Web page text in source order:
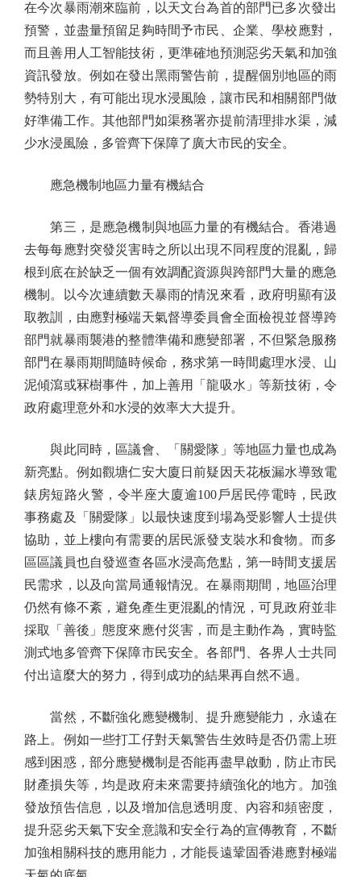
在今次暴雨潮來臨前，以天文台為首的部門已多次發出
預警，並盡量預留足夠時間予市民、企業、學校應對，
而且善用人工智能技術，更準確地預測惡劣天氣和加強
資訊發放。例如在發出黑雨警告前，提醒個別地區的雨
勢特別大，有可能出現水浸風險，讓市民和相關部門做
好準備工作。其他部門如渠務署亦提前清理排水渠，減
少水浸風險，多管齊下保障了廣大市民的安全。
應急機制地區力量有機結合
第三，是應急機制與地區力量的有機結合。香港過
去每每應對突發災害時之所以出現不同程度的混亂，歸
根到底在於缺乏一個有效調配資源與跨部門大量的應急
機制。以今次連續數天暴雨的情況來看，政府明顯有汲
取教訓，由應對極端天氣督導委員會全面檢視並督導跨
部門就暴雨襲港的整體準備和應變部署，不但緊急服務
部門在暴雨期間隨時候命，務求第一時間處理水浸、山
泥傾瀉或冧樹事件，加上善用「龍吸水」等新技術，令
政府處理意外和水浸的效率大大提升。
與此同時，區議會、「關愛隊」等地區力量也成為
新亮點。例如觀塘仁安大廈日前疑因天花板漏水導致電
錶房短路火警，令半座大廈逾100戶居民停電時，民政
事務處及「關愛隊」以最快速度到場為受影響人士提供
協助，並上樓向有需要的居民派發支裝水和食物。而多
區區議員也自發巡查各區水浸高危點，第一時間支援居
民需求，以及向當局通報情況。在暴雨期間，地區治理
仍然有條不紊，避免產生更混亂的情況，可見政府並非
採取「善後」態度來應付災害，而是主動作為，實時監
測式地多管齊下保障市民安全。各部門、各界人士共同
付出這麼大的努力，得到成功的結果再自然不過。
當然，不斷強化應變機制、提升應變能力，永遠在
路上。例如一些打工仔對天氣警告生效時是否仍需上班
感到困惑，部分應變機制是否能再盡早啟動，防止市民
財產損失等，均是政府未來需要持續強化的地方。加強
發放預告信息，以及增加信息透明度、內容和頻密度，
提升惡劣天氣下安全意識和安全行為的宣傳教育，不斷
加強相關科技的應用能力，才能長遠鞏固香港應對極端